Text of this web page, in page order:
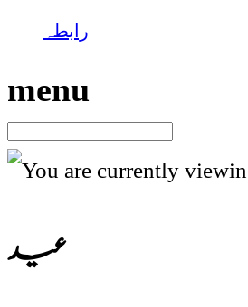
رابطہ
menu
عید